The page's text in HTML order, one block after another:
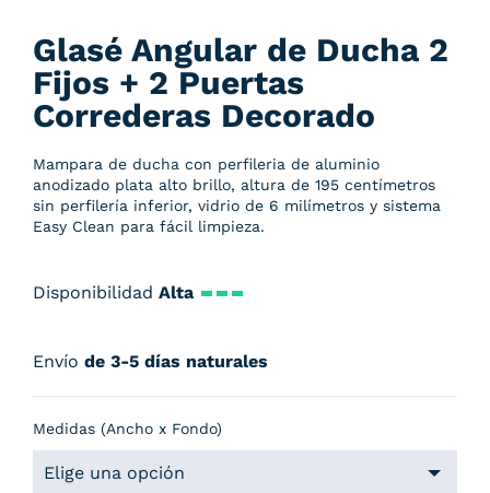
Glasé Angular de Ducha 2
Fijos + 2 Puertas
Correderas Decorado
Mampara de ducha con perfileria de aluminio
anodizado plata alto brillo, altura de 195 centímetros
sin perfilería inferior, vidrio de 6 milímetros y sistema
Easy Clean para fácil limpieza.
Disponibilidad Alta
Envío de 3-5 días naturales
Medidas (Ancho x Fondo)